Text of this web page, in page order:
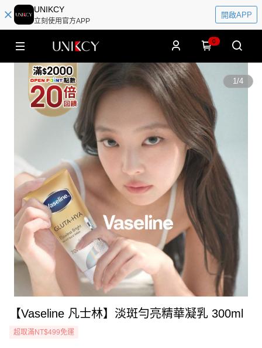
UNIKCY
立刻使用官方APP
開啟APP
0
1/4
【Vaseline 凡士林】淡斑勻亮精華凝乳 300ml
超取滿NT$499免運